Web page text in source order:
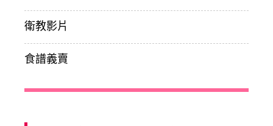
衛教影片
食譜義賣